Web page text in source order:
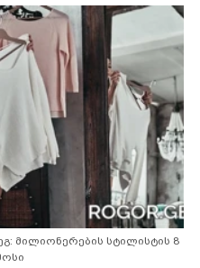
მილიონერების სტილისტის 8